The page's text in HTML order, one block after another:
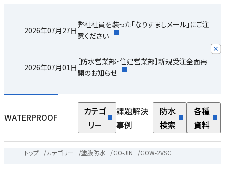
2026年07月27日
弊社社員を装った「なりすましメール」にご注
意ください
2026年07月01日
［防水営業部・住建営業部］新規受注全面再
開のお知らせ
WATERPROOF
カテゴ
リー
課題解決
事例
防水
検索
各種
資料
トップ /カテゴリー /塗膜防水 /GO-JIN /GOW-2VSC